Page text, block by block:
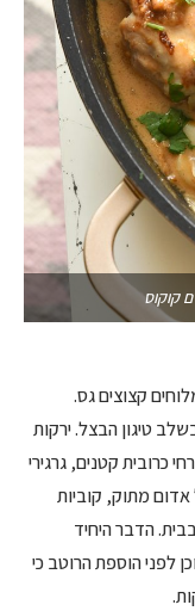
קוקוס
קצוצים גס.
טיגון הבצל. ירקות
כרובית קטנים, גרגירי
מתוק, קוביות
הדבר היחיד
לפני הוספת הרוטב כי